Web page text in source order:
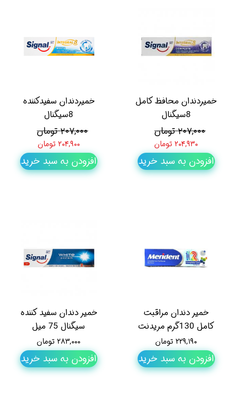
خمیردندان محافظ کامل
8سیگنال
۲۰۷,۰۰۰ تومان
۲۰۴,۹۳۰ تومان
افزودن به سبد خرید
خمیردندان سفیدکننده
8سیگنال
۲۰۷,۰۰۰ تومان
۲۰۴,۹۰۰ تومان
افزودن به سبد خرید
خمیر دندان مراقبت
کامل 130گرم مریدنت
۲۲۹,۱۹۰ تومان
افزودن به سبد خرید
خمیر دندان سفید کننده
سیگنال 75 میل
۲۸۳,۰۰۰ تومان
افزودن به سبد خرید